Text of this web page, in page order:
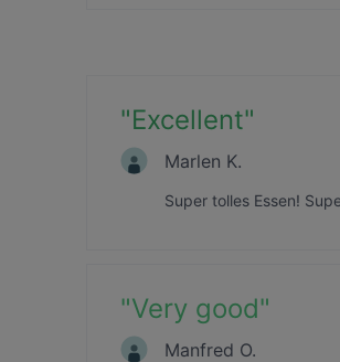
"Excellent"
Marlen K.
Super tolles Essen!
"Very good"
Manfred O.